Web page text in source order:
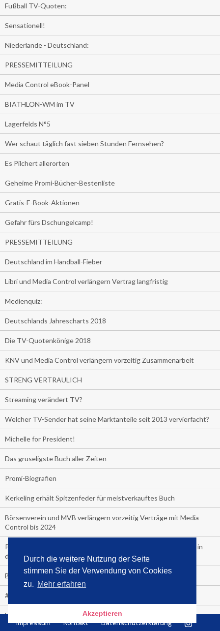
Durch die weitere Nutzung der Seite
stimmen Sie der Verwendung von Cookies
zu. Mehr erfahren
Akzeptieren
Fußball TV-Quoten:
Sensationell!
Niederlande - Deutschland:
PRESSEMITTEILUNG
Media Control eBook-Panel
BIATHLON-WM im TV
Lagerfelds N°5
Wer schaut täglich fast sieben Stunden Fernsehen?
Es Pilchert allerorten
Geheime Promi-Bücher-Bestenliste
Gratis-E-Book-Aktionen
Gefahr fürs Dschungelcamp!
PRESSEMITTEILUNG
Deutschland im Handball-Fieber
Libri und Media Control verlängern Vertrag langfristig
Medienquiz:
Deutschlands Jahrescharts 2018
Die TV-Quotenkönige 2018
KNV und Media Control verlängern vorzeitig Zusammenarbeit
STRENG VERTRAULICH
Streaming verändert TV?
Welcher TV-Sender hat seine Marktanteile seit 2013 vervierfacht?
Michelle for President!
Das gruseligste Buch aller Zeiten
Promi-Biografien
Kerkeling erhält Spitzenfeder für meistverkauftes Buch
Börsenverein und MVB verlängern vorzeitig Verträge mit Media
Control bis 2024
PocketBook, Ceebo und Umbreit bringen Hörbuch-Downloads in
die Cloud
Bella Bella
#1-Bestseller: "Das ist Alpha!" von Kollegah
Hammer! "Fear: Trump in the White House" (auf Englisch) von
Watergate-Urgestein
Impressum Kontakt Datenschutzerklärung